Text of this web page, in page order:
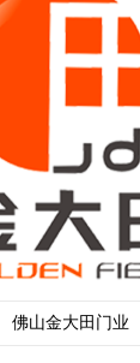
佛山金大田门业